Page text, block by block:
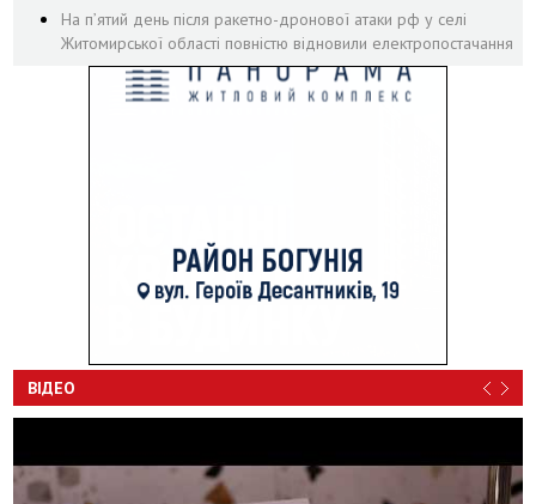
На пʼятий день після ракетно-дронової атаки рф у селі
Житомирської області повністю відновили електропостачання
ВІДЕО